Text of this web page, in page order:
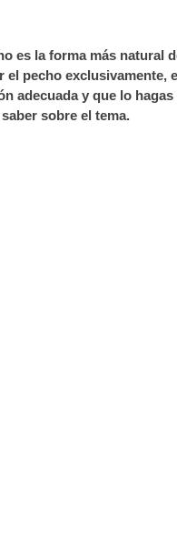
es la forma más natural
el pecho exclusivamente,
adecuada y que lo
sobre el tema.